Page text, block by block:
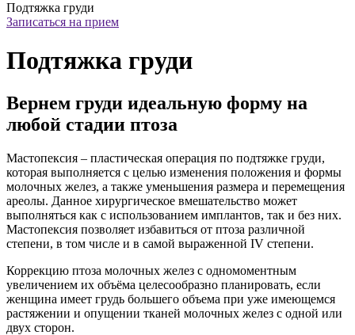
Подтяжка груди
Записаться на прием
Подтяжка груди
Вернем груди идеальную форму на
любой стадии птоза
Мастопексия – пластическая операция по подтяжке груди,
которая выполняется с целью изменения положения и формы
молочных желез, а также уменьшения размера и перемещения
ареолы. Данное хирургическое вмешательство может
выполняться как с использованием имплантов, так и без них.
Мастопексия позволяет избавиться от птоза различной
степени, в том числе и в самой выраженной IV степени.
Коррекцию птоза молочных желез с одномоментным
увеличением их объёма целесообразно планировать, если
женщина имеет грудь большего объема при уже имеющемся
растяжении и опущении тканей молочных желез с одной или
двух сторон.